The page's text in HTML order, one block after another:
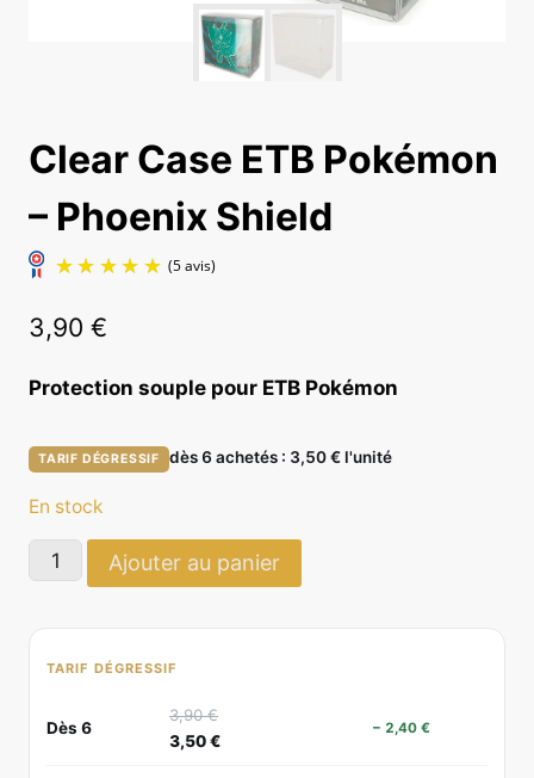
Clear Case ETB Pokémon
– Phoenix Shield
(5 avis)
3,90 €
Protection souple pour ETB Pokémon
TARIF DÉGRESSIF dès 6 achetés : 3,50 € l'unité
En stock
quantité
de
Pokémon
Ajouter au panier
TARIF DÉGRESSIF
Dès 6
3,90€
3,50€
− 2,40 €